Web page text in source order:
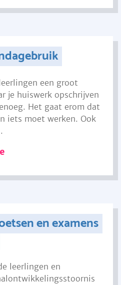
een groot
je huiswerk opschrijven
Het gaat erom dat
iets moet werken. Ook
en examens
leerlingen en